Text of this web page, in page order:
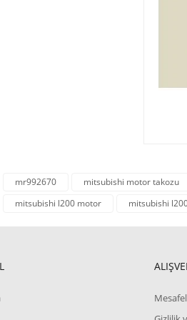
mr992670 mitsubishi motor takozu
mitsubishi l200 motor
mitsubishi